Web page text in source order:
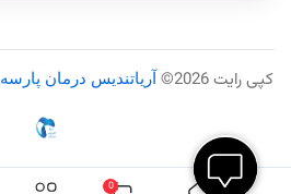
0
کپی رایت 2026© آریاتندیس درمان پارسه